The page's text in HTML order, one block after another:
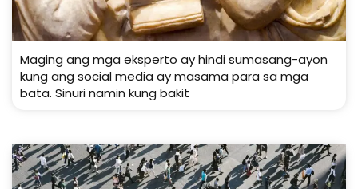
Maging ang mga eksperto ay hindi sumasang-ayon
kung ang social media ay masama para sa mga
bata. Sinuri namin kung bakit